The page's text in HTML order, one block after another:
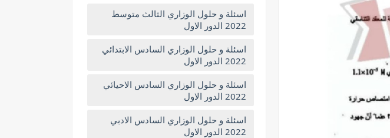
اسئلة و حلول الوزاري الثالث متوسط
2022 الدور الاول
اسئلة و حلول الوزاري السادس الابتدائي
2022 الدور الاول
اسئلة و حلول الوزاري السادس الاحيائي
2022 الدور الاول
اسئلة و حلول الوزاري السادس الادبي
2022 الدور الاول